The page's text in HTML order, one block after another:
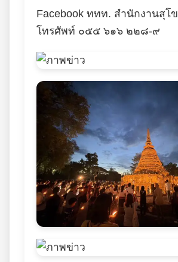
Facebook ททท. สำนักงานสุโ
โทรศัพท์ ๐๕๕ ๖๑๖ ๒๒๘-๙